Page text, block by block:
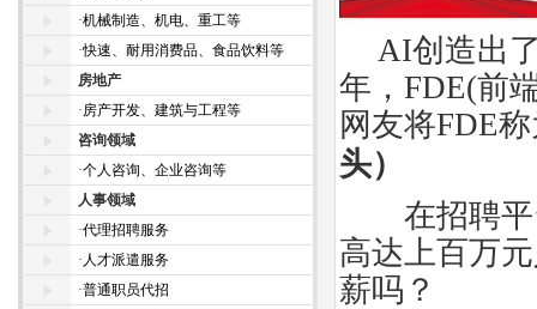
·机械制造、机电、重工等
·快速、耐用消费品、食品饮料等
房地产
·房产开发、建筑与工程等
咨询领域
·个人咨询、企业咨询等
人事领域
·代理招聘服务
· 人才派遣服务
·普通职员代招
厦门猎头维尔斯-科技大亨面试时都
爱问什么样的面试问题？
AI创造出
年， FDE(前
网友将FDE
头）
在招聘平
高达上百万
薪吗？